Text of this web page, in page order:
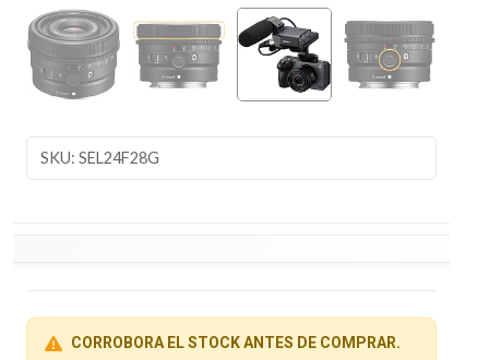
SKU: SEL24F28G
CORROBORA EL STOCK ANTES DE COMPRAR.